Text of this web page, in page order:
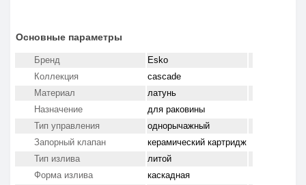
Основные параметры
Бренд
Esko
Коллекция
cascade
Материал
латунь
Назначение
для раковины
Тип управления
однорычажный
Запорный клапан
керамический картридж
Тип излива
литой
Форма излива
каскадная